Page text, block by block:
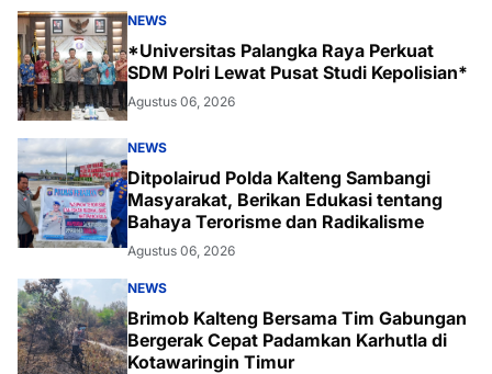
NEWS
*Universitas Palangka Raya Perkuat
SDM Polri Lewat Pusat Studi Kepolisian*
Agustus 06, 2026
NEWS
Ditpolairud Polda Kalteng Sambangi
Masyarakat, Berikan Edukasi tentang
Bahaya Terorisme dan Radikalisme
Agustus 06, 2026
NEWS
Brimob Kalteng Bersama Tim Gabungan
Bergerak Cepat Padamkan Karhutla di
Kotawaringin Timur